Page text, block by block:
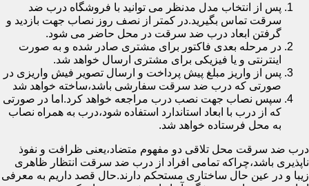
پس از انتخاب مدل مدنظر می توانید با فروشگاه درب ضد
سرقت تماس بگیرید.در کمتر از نصف روز نصاب جهت بازدید و
گرفتن ابعاد درب ضد سرقت در محل حاضر می شود.
در مرحله بعدی فاکتور برای مشتری صادر شده و به صورت
اینترنتی و یا فیزیکی برای مشتری ارسال خواهد شد.
پس از واریز مبلغ پیش پرداخت و ارسال تصویر فیش واریزی در
صورتی که درب ضد سرقت سفارشی باشد،ساخته خواهد شد
سپس نصاب جهت نصب درب مراجعه خواهد کرد.اما در صورتی
که از درب با ابعاد استاندارد استفاده شود،درب به همراه نصاب
به محل فرستاده خواهد شد.
درب ضد سرقت محل تلاقی دو مفهوم متضاد،یعنی ظرافت و نفوذ
ناپذیری باشد،چراکه تمامی افراد از درب ضد سرقت انتظار ظاهری
زیبا و در عین حال ساختاری مستحکم دارند.حال قصد داریم به معرفی